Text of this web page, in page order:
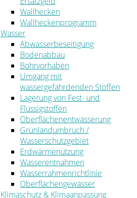
Wallhecken
Wallheckenprogramm
Wasser
Abwasserbeseitigung
Bodenabbau
Bohrvorhaben
Umgang mit
wassergefährdenden Stoffen
Lagerung von Fest- und
Flüssigstoffen
Oberflächenentwässerung
Grünlandumbruch /
Wasserschutzgebiet
Erdwärmenutzung
Wasserentnahmen
Wasserrahmenrichtlinie
Oberflächengewässer
Klimaschutz & Klimaanpassung